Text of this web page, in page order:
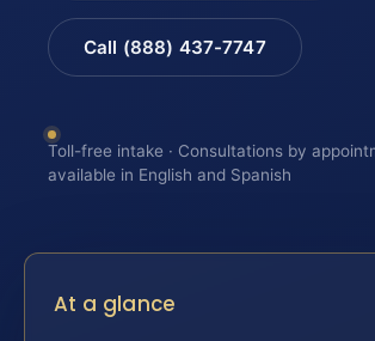
Call (888) 437-7747
Toll-free intake · Consultations by
available in English and Spanish
At a glance